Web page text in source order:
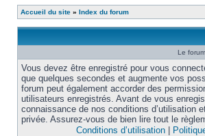
Accueil du site » Index du forum
Le
Vous devez être enregistré pour vous
que quelques secondes et augmente vos
forum peut également accorder des
utilisateurs enregistrés. Avant de vous
connaissance de nos conditions d’utilisation
privée. Assurez-vous de bien lire tout le
Conditions d’utilisation